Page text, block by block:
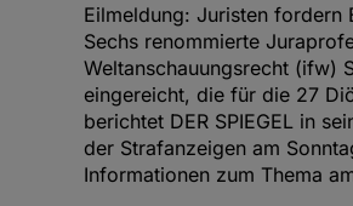
Eilmeldung: Juristen fordern
Sechs renommierte
Weltanschauungsrecht (ifw)
eingereicht, die für die 27
berichtet DER SPIEGEL in
der Strafanzeigen am
Informationen zum Thema